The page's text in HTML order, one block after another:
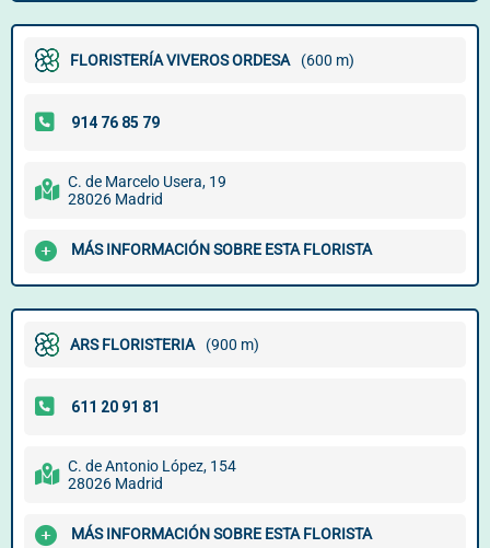
FLORISTERÍA VIVEROS ORDESA (600 m)
C. de Marcelo Usera, 19
28026 Madrid
MÁS INFORMACIÓN SOBRE ESTA FLORISTA
ARS FLORISTERIA (900 m)
C. de Antonio López, 154
28026 Madrid
MÁS INFORMACIÓN SOBRE ESTA FLORISTA